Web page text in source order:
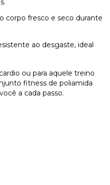
corpo fresco e seco durante
ao desgaste, ideal
ou para aquele treino
fitness de poliamida
a cada passo.